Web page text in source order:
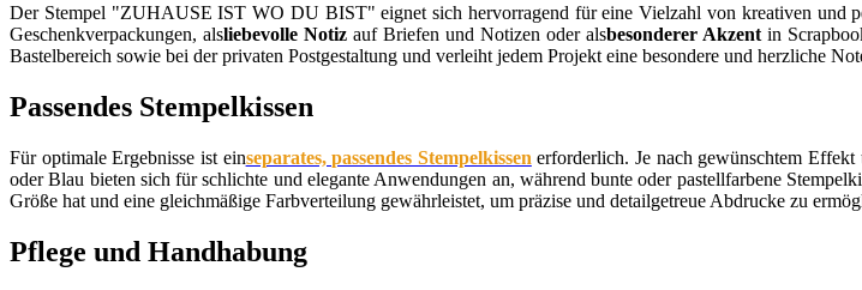
Der Stempel "ZUHAUSE IST WO DU BIST" eignet sich hervorragend für eine Vielzahl von kreativen und
Geschenkverpackungen, alsliebevolle Notizauf Briefen und Notizen oder alsbesonderer Akzentin
Bastelbereich sowie bei der privaten Postgestaltung und verleiht jedem Projekt eine besondere und herzliche
Passendes Stempelkissen
Für optimale Ergebnisse ist einseparates, passendes Stempelkissen erforderlich. Je nach gewünschtem
oder Blau bieten sich für schlichte und elegante Anwendungen an, während bunte oder pastellfarbene
Größe hat und eine gleichmäßige Farbverteilung gewährleistet, um präzise und detailgetreue Abdrucke zu
Pflege und Handhabung